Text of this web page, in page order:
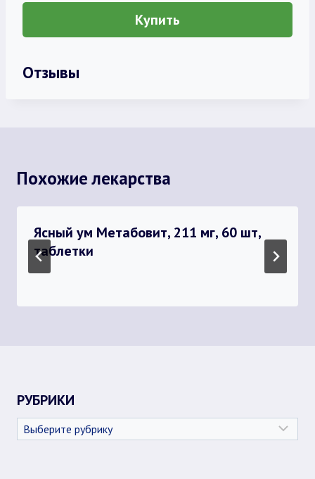
Купить
Отзывы
Похожие лекарства
Ясный ум Метабовит, 211 мг, 60 шт,
таблетки
РУБРИКИ
Рубрики